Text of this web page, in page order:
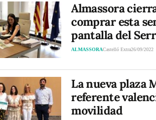
Almassora
comprar esta
pantalla del
ALMASSORACastelló Extra26/09/2022
La nueva plaza
referente
movilidad